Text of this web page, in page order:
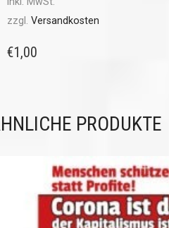
zzgl. Versandkosten
€1,00
PRODUKTE